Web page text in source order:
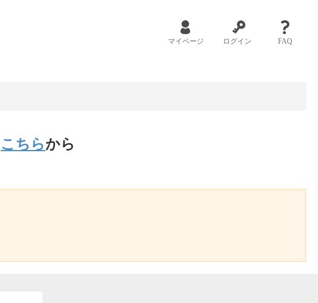
マイページ ログイン FAQ
こちらから